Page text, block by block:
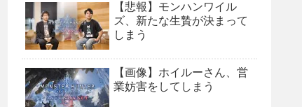
【悲報】モンハンワイル
ズ、新たな生贄が決まって
しまう
【画像】ホイルーさん、営
業妨害をしてしまう